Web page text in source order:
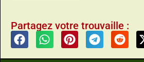
Partagez votre trouvaille :